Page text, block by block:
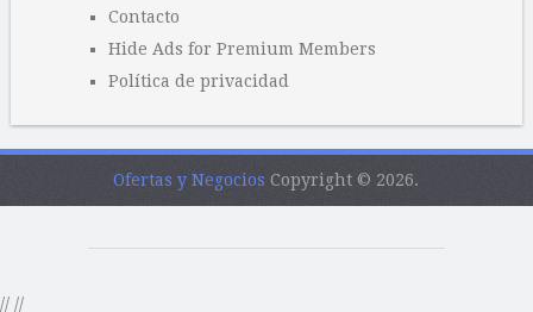
Contacto
Hide Ads for Premium Members
Política de privacidad
Ofertas y Negocios Copyright © 2026.
// //